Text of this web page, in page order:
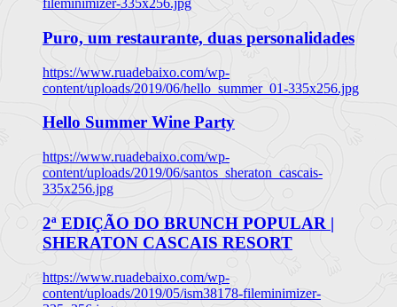
fileminimizer-335x256.jpg
Puro, um restaurante, duas personalidades
https://www.ruadebaixo.com/wp-
content/uploads/2019/06/hello_summer_01-335x256.jpg
Hello Summer Wine Party
https://www.ruadebaixo.com/wp-
content/uploads/2019/06/santos_sheraton_cascais-
335x256.jpg
2ª EDIÇÃO DO BRUNCH POPULAR |
SHERATON CASCAIS RESORT
https://www.ruadebaixo.com/wp-
content/uploads/2019/05/ism38178-fileminimizer-